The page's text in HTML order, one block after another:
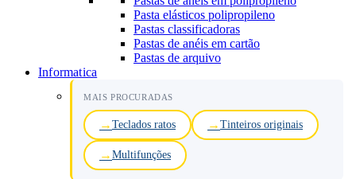
Pasta elásticos polipropileno
Pastas classificadoras
Pastas de anéis em cartão
Pastas de arquivo
Informatica
MAIS PROCURADAS
Teclados ratos Tinteiros originais
Multifunções